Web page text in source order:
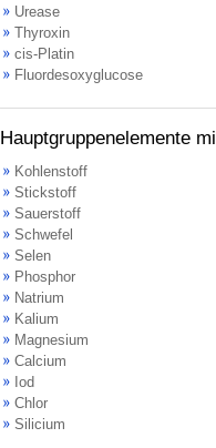
Urease
Thyroxin
cis-Platin
Fluordesoxyglucose
Hauptgruppenelemente
Kohlenstoff
Stickstoff
Sauerstoff
Schwefel
Selen
Phosphor
Natrium
Kalium
Magnesium
Calcium
Iod
Chlor
Silicium